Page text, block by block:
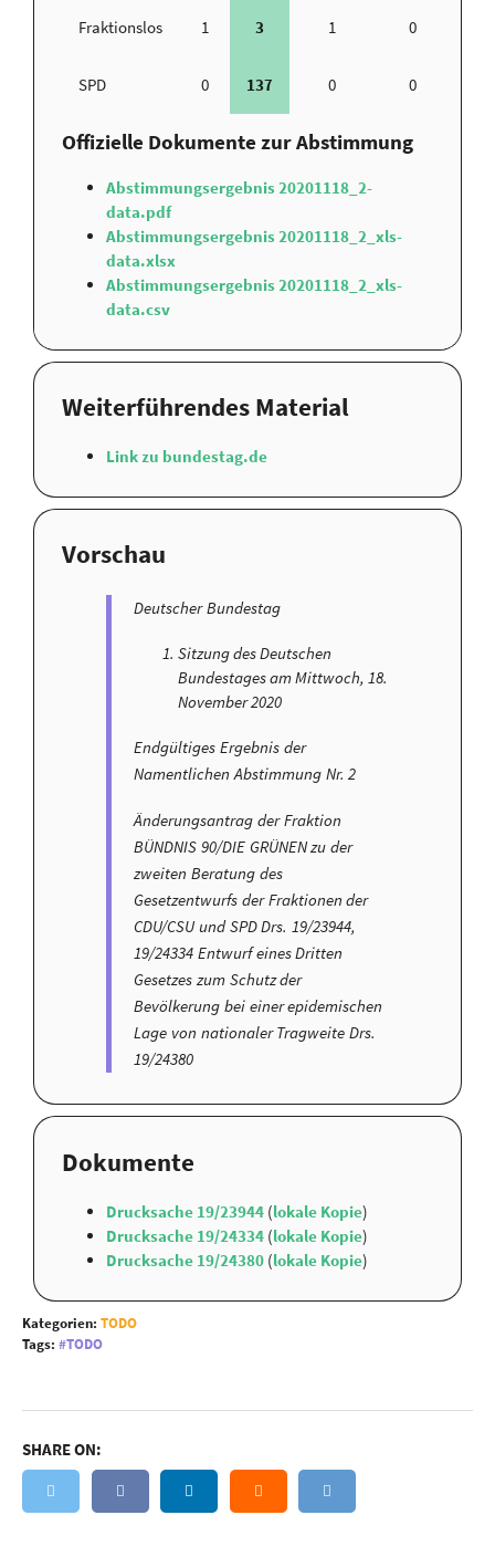
Fraktionslos 1 3 1 0
SPD 0 137 0 0
Offizielle Dokumente zur Abstimmung
Abstimmungsergebnis 20201118_2-
data.pdf
Abstimmungsergebnis 20201118_2_xls-
data.xlsx
Abstimmungsergebnis 20201118_2_xls-
data.csv
Weiterführendes Material
Link zu bundestag.de
Vorschau
Deutscher Bundestag
Sitzung des Deutschen
Bundestages am Mittwoch, 18.
November 2020
Endgültiges Ergebnis der
Namentlichen Abstimmung Nr. 2
Änderungsantrag der Fraktion
BÜNDNIS 90/DIE GRÜNEN zu der
zweiten Beratung des
Gesetzentwurfs der Fraktionen der
CDU/CSU und SPD Drs. 19/23944,
19/24334 Entwurf eines Dritten
Gesetzes zum Schutz der
Bevölkerung bei einer epidemischen
Lage von nationaler Tragweite Drs.
19/24380
Dokumente
Drucksache 19/23944 (lokale Kopie)
Drucksache 19/24334 (lokale Kopie)
Drucksache 19/24380 (lokale Kopie)
Kategorien: TODO
Tags:
TODO
SHARE ON: